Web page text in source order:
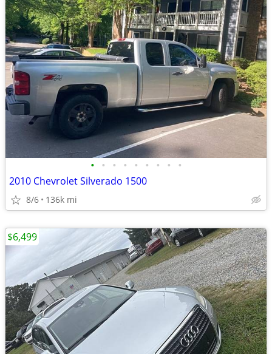
• • • • • • • • •
2010 Chevrolet Silverado 1500
8/6 136k mi
$6,499